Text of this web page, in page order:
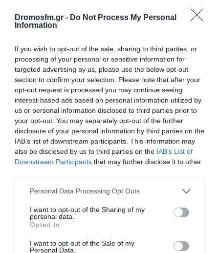
Dromosfm.gr - Do Not Process My Personal
Information
If you wish to opt-out of the sale, sharing to third parties, or
processing of your personal or sensitive information for
targeted advertising by us, please use the below opt-out
section to confirm your selection. Please note that after your
opt-out request is processed you may continue seeing
interest-based ads based on personal information utilized by
us or personal information disclosed to third parties prior to
your opt-out. You may separately opt-out of the further
disclosure of your personal information by third parties on the
IAB’s list of downstream participants. This information may
also be disclosed by us to third parties on the IAB’s List of
Downstream Participants that may further disclose it to other
Please note that this website/app uses one or more Google
not limited to your visit or usage behaviour. You may click to
grant or deny consent to Google and its third-party tags to
use your data for below specified purposes in below Google
consent section.
Personal Data Processing Opt Outs
I want to opt-out of the Sharing of my
personal data.
Opted In
I want to opt-out of the Sale of my
Personal Data.
Παρακαλώ Περιμένετε...
ΛΟΓΑΡΙΑΣΜΟΣ - ΛΙΟΛΙΟΥ ΚΑΤΕΡΙΝΑ
ΔΕΥΤΕΡΑ – ΡΕΜΟΣ ΑΝΤΩΝΗΣ